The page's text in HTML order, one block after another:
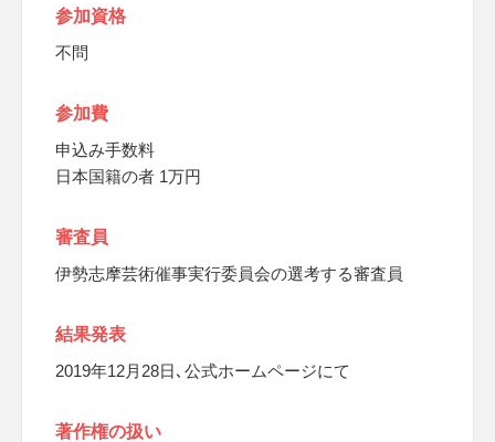
参加資格
不問
参加費
申込み手数料
日本国籍の者 1万円
審査員
伊勢志摩芸術催事実行委員会の選考する審査員
結果発表
2019年12月28日､公式ホームページにて
著作権の扱い